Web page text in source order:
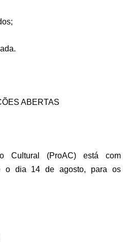
ABERTAS
Cultural (ProAC) está com
o dia 14 de agosto, para os